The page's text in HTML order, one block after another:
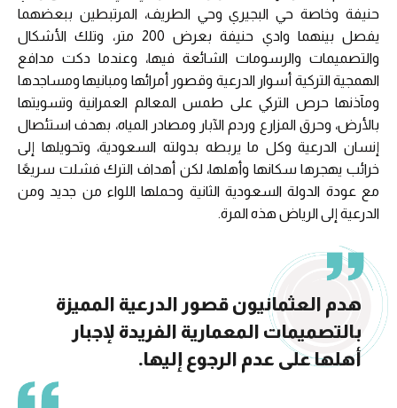
حنيفة وخاصة حي البجيري وحي الطريف، المرتبطين ببعضهما
يفصل بينهما وادي حنيفة بعرض 200 متر، وتلك الأشكال
والتصميمات والرسومات الشائعة فيها، وعندما دكت مدافع
الهمجية التركية أسوار الدرعية وقصور أمرائها ومبانيها ومساجدها
ومآذنها حرص التركي على طمس المعالم العمرانية وتسويتها
بالأرض، وحرق المزارع وردم الآبار ومصادر المياه، بهدف استئصال
إنسان الدرعية وكل ما يربطه بدولته السعودية، وتحويلها إلى
خرائب يهجرها سكانها وأهلها، لكن أهداف الترك فشلت سريعًا
مع عودة الدولة السعودية الثانية وحملها اللواء من جديد ومن
الدرعية إلى الرياض هذه المرة.
هدم العثمانيون قصور الدرعية المميزة
بالتصميمات المعمارية الفريدة لإجبار
أهلها على عدم الرجوع إليها.